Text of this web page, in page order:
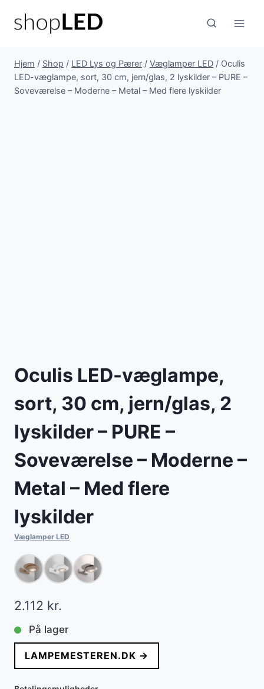
Hjem / Shop / LED Lys og Pærer / Væglamper LED / Oculis
LED-væglampe, sort, 30 cm, jern/glas, 2 lyskilder – PURE –
Soveværelse – Moderne – Metal – Med flere lyskilder
Oculis LED-væglampe,
sort, 30 cm, jern/glas, 2
lyskilder – PURE –
Soveværelse – Moderne –
Metal – Med flere
lyskilder
Væglamper LED
2.112 kr.
På lager
LAMPEMESTEREN.DK →